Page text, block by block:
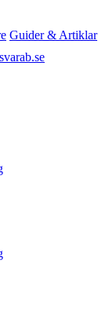
Guider & Artiklar